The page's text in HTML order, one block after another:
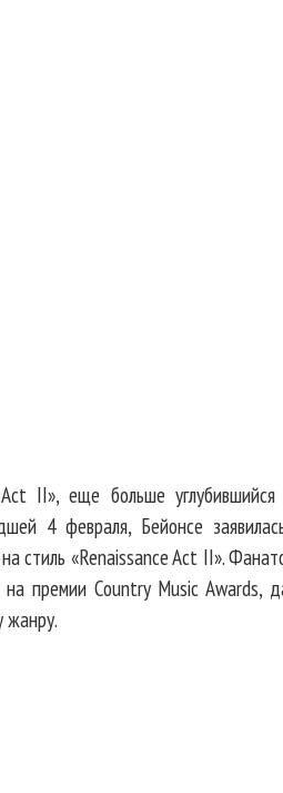
II», еще больше
4 февраля, Бейонсе
стиль «Renaissance Act II».
премии Country Music Awards,
жанру.